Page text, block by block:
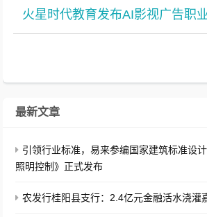
最新文章
引领行业标准，易来参编国家建筑标准设
照明控制》正式发布
农发行桂阳县支行：2.4亿元金融活水浇灌